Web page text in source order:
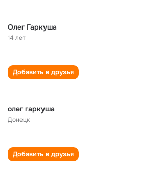
Олег Гаркуша
14 лет
Добавить в друзья
олег гаркуша
Донецк
Добавить в друзья